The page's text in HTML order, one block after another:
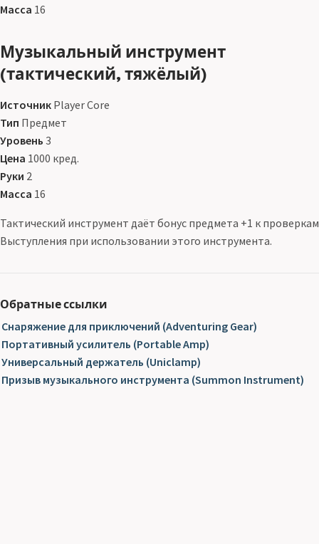
Масса 16
Музыкальный инструмент
(тактический, тяжёлый)
Источник Player Core
Тип Предмет
Уровень 3
Цена 1000 кред.
Руки 2
Масса 16
Тактический инструмент даёт бонус предмета +1 к проверкам
Выступления при использовании этого инструмента.
Обратные ссылки
Снаряжение для приключений (Adventuring Gear)
Портативный усилитель (Portable Amp)
Универсальный держатель (Uniclamp)
Призыв музыкального инструмента (Summon Instrument)